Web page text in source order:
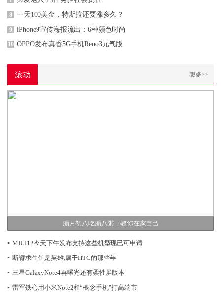
8 一天100美金，特斯拉还要涨多久？
9 iPhone9宣传海报流出：6种颜色时尚
10 OPPO发布真香5G手机Reno3元气版
滚动 更多>>
腊月初八吃腊八粥，教你在家自己
▪ MIUI12今天下午发布支持这些机型现已可申请
▪ 断臂求生任是英雄,属于HTC的那些年
▪ 三星GalaxyNote4再曝光还有柔性屏版本
▪ 雷军铁心用小米Note2和“概念手机”打高端市